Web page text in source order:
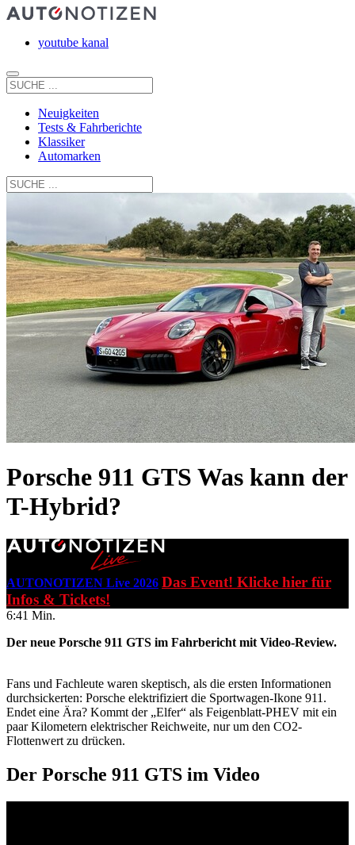
youtube kanal
Neuigkeiten
Tests & Fahrberichte
Klassiker
Automarken
Porsche 911 GTS Was kann der
T-Hybrid?
AUTONOTIZEN Live 2026 Das Event! Klicke hier für
Infos & Tickets!
6:41 Min.
Der neue Porsche 911 GTS im Fahrbericht mit Video-Review.
Fans und Fachleute waren skeptisch, als die ersten Informationen
durchsickerten: Porsche elektrifiziert die Sportwagen-Ikone 911.
Endet eine Ära? Kommt der „Elfer“ als Feigenblatt-PHEV mit ein
paar Kilometern elektrischer Reichweite, nur um den CO2-
Flottenwert zu drücken.
Der Porsche 911 GTS im Video